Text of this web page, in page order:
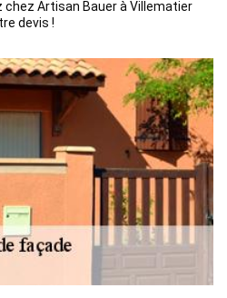
chez Artisan Bauer à Villematier
devis !